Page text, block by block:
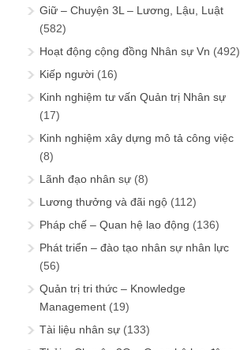
Giữ – Chuyện 3L – Lương, Lậu, Luật
(582)
Hoạt động cộng đồng Nhân sự Vn (492)
Kiếp người (16)
Kinh nghiệm tư vấn Quản trị Nhân sự
(17)
Kinh nghiệm xây dựng mô tả công việc
(8)
Lãnh đạo nhân sự (8)
Lương thưởng và đãi ngộ (112)
Pháp chế – Quan hệ lao động (136)
Phát triển – đào tạo nhân sự nhân lực
(56)
Quản trị tri thức – Knowledge
Management (19)
Tài liệu nhân sự (133)